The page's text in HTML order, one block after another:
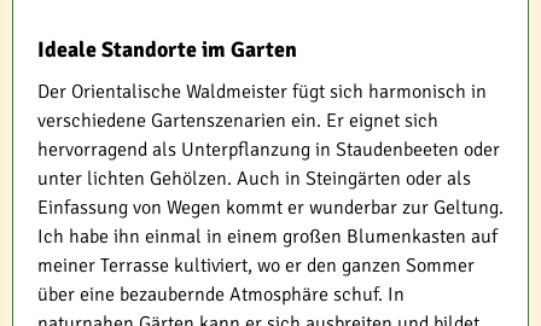
Ideale Standorte im Garten
Der Orientalische Waldmeister fügt sich harmonisch in
verschiedene Gartenszenarien ein. Er eignet sich
hervorragend als Unterpflanzung in Staudenbeeten oder
unter lichten Gehölzen. Auch in Steingärten oder als
Einfassung von Wegen kommt er wunderbar zur Geltung.
Ich habe ihn einmal in einem großen Blumenkasten auf
meiner Terrasse kultiviert, wo er den ganzen Sommer
über eine bezaubernde Atmosphäre schuf. In